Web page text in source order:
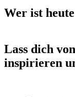
Wer ist
Lass dich
inspirieren